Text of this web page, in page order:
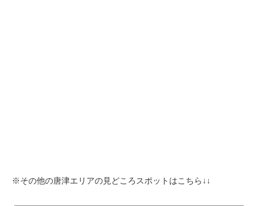
※その他の唐津エリアの見どころスポットはこちら↓↓